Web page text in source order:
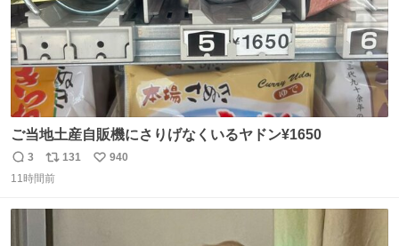
ご当地土産自販機にさりげなくいるヤドン¥1650
返
信
3
リ
ポ
ト
131
い
940
11時間前